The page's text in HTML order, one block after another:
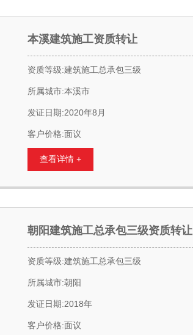
本溪建筑施工资质转让
资质等级:建筑施工总承包三级
所属城市:本溪市
发证日期:2020年8月
客户价格:面议
查看详情 +
朝阳建筑施工总承包三级资质转让
资质等级:建筑施工总承包三级
所属城市:朝阳
发证日期:2018年
客户价格:面议